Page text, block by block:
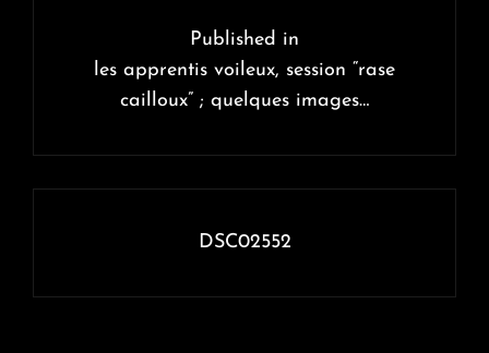
l’article
Published in
les apprentis voileux, session “rase
cailloux” ; quelques images…
DSC02552